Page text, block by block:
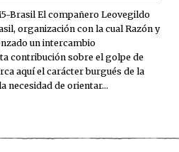
Brasil El compañero Leovegildo
organización con la cual Razón y
un intercambio
contribución sobre el golpe de
aquí el carácter burgués de la
necesidad de orientar…